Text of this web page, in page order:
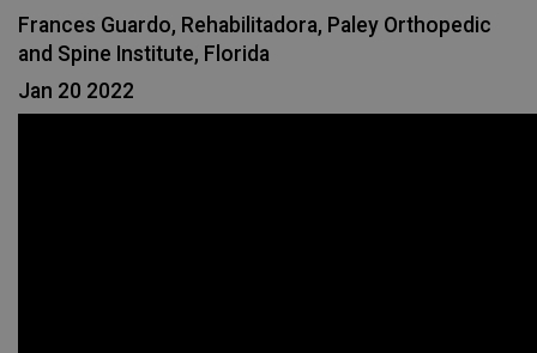
Frances Guardo, Rehabilitadora, Paley Orthopedic
and Spine Institute, Florida
Jan 20 2022